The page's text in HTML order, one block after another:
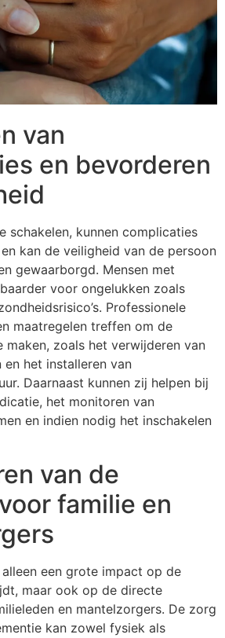
van
en bevorderen
schakelen, kunnen complicaties
kan de veiligheid van de persoon
gewaarborgd. Mensen met
voor ongelukken zoals
Professionele
maatregelen treffen om de
zoals het verwijderen van
het installeren van
Daarnaast kunnen zij helpen bij
het monitoren van
en indien nodig het inschakelen
van de
familie en
een grote impact op de
maar ook op de directe
en mantelzorgers. De zorg
kan zowel fysiek als